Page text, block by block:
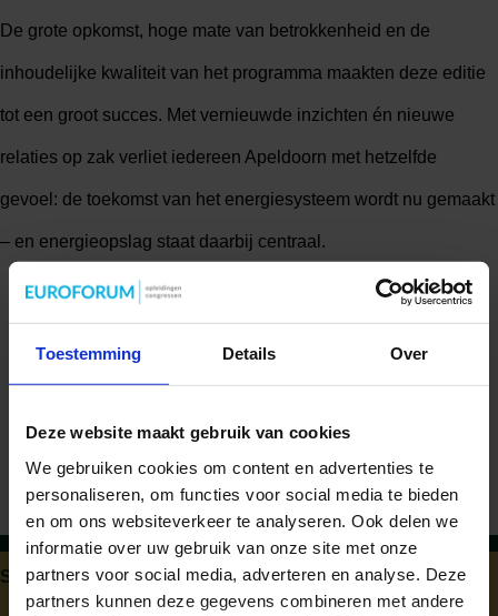
Toestemming Details Over
Deze website maakt gebruik van cookies
We gebruiken cookies om content en advertenties te
personaliseren, om functies voor social media te bieden
en om ons websiteverkeer te analyseren. Ook delen we
informatie over uw gebruik van onze site met onze
partners voor social media, adverteren en analyse. Deze
partners kunnen deze gegevens combineren met andere
De grote opkomst, hoge mate van betrokkenheid en de
inhoudelijke kwaliteit van het programma maakten deze editie
tot een groot succes. Met vernieuwde inzichten én nieuwe
relaties op zak verliet iedereen Apeldoorn met hetzelfde
gevoel: de toekomst van het energiesysteem wordt nu gemaakt
– en energieopslag staat daarbij centraal.
Bekijk alle foto’s
SHARE: